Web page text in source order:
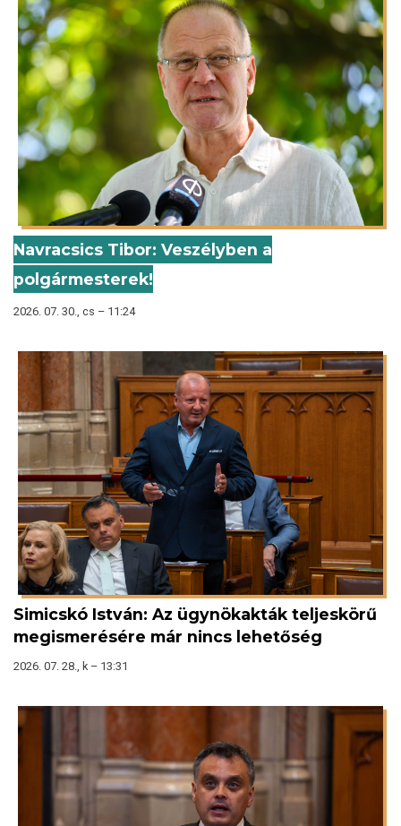
Navracsics Tibor: Veszélyben a
polgármesterek!
2026. 07. 30., cs – 11:24
Simicskó István: Az ügynökakták teljeskörű
megismerésére már nincs lehetőség
2026. 07. 28., k – 13:31